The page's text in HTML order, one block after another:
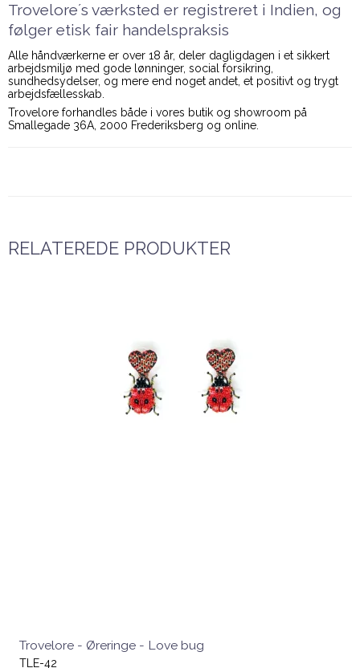
Trovelore´s værksted er registreret i Indien, og
følger etisk fair handelspraksis
Alle håndværkerne er over 18 år, deler dagligdagen i et sikkert
arbejdsmiljø med gode lønninger, social forsikring,
sundhedsydelser, og mere end noget andet, et positivt og trygt
arbejdsfællesskab.
Trovelore forhandles både i vores butik og showroom på
Smallegade 36A, 2000 Frederiksberg og online.
RELATEREDE PRODUKTER
Trovelore - Øreringe - Love bug
TLE-42